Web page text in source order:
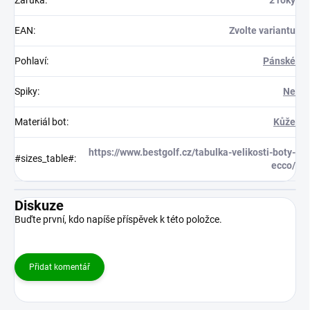
EAN: Zvolte variantu
Pohlaví: Pánské
Spiky: Ne
Materiál bot: Kůže
#sizes_table#:
https://www.bestgolf.cz/tabulka-velikosti-boty-
ecco/
Diskuze
Buďte první, kdo napíše příspěvek k této položce.
Přidat komentář